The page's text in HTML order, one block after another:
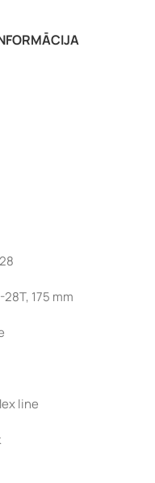
175 mm
line